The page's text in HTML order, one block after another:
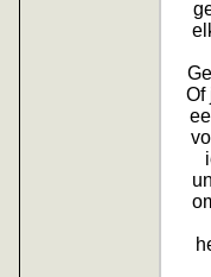
Of